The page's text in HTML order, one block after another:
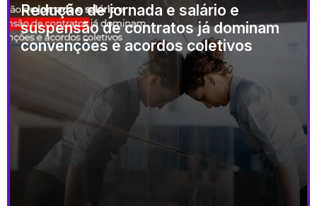
Redução de jornada e salário e
suspensão de contratos já dominam
convenções e acordos coletivos